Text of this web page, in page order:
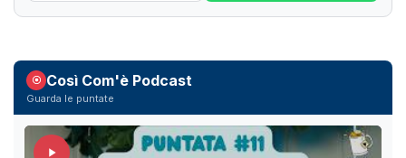
Così Com'è Podcast
Guarda le puntate